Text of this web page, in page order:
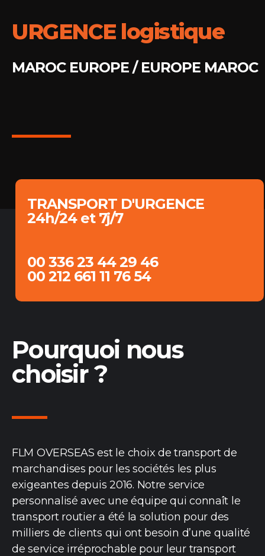
URGENCE logistique
MAROC EUROPE / EUROPE MAROC​
TRANSPORT D'URGENCE
24h/24 et 7j/7
00 336 23 44 29 46
00 212 661 11 76 54
Pourquoi nous
choisir ?
FLM OVERSEAS est le choix de transport de
marchandises pour les sociétés les plus
exigeantes depuis 2016. Notre service
personnalisé avec une équipe qui connaît le
transport routier a été la solution pour des
milliers de clients qui ont besoin d’une qualité
de service irréprochable pour leur transport